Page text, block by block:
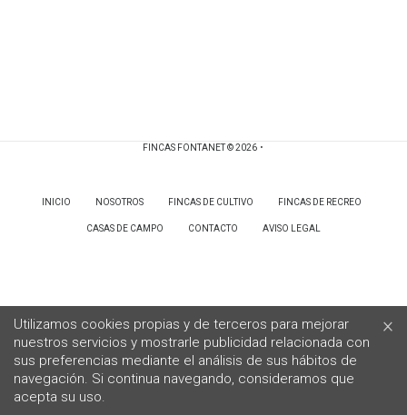
FINCAS FONTANET© 2026 .
INICIO NOSOTROS FINCAS DE CULTIVO FINCAS DE RECREO
CASAS DE CAMPO CONTACTO AVISO LEGAL
×
Utilizamos cookies propias y de terceros para mejorar
nuestros servicios y mostrarle publicidad relacionada con
sus preferencias mediante el análisis de sus hábitos de
navegación. Si continua navegando, consideramos que
acepta su uso.